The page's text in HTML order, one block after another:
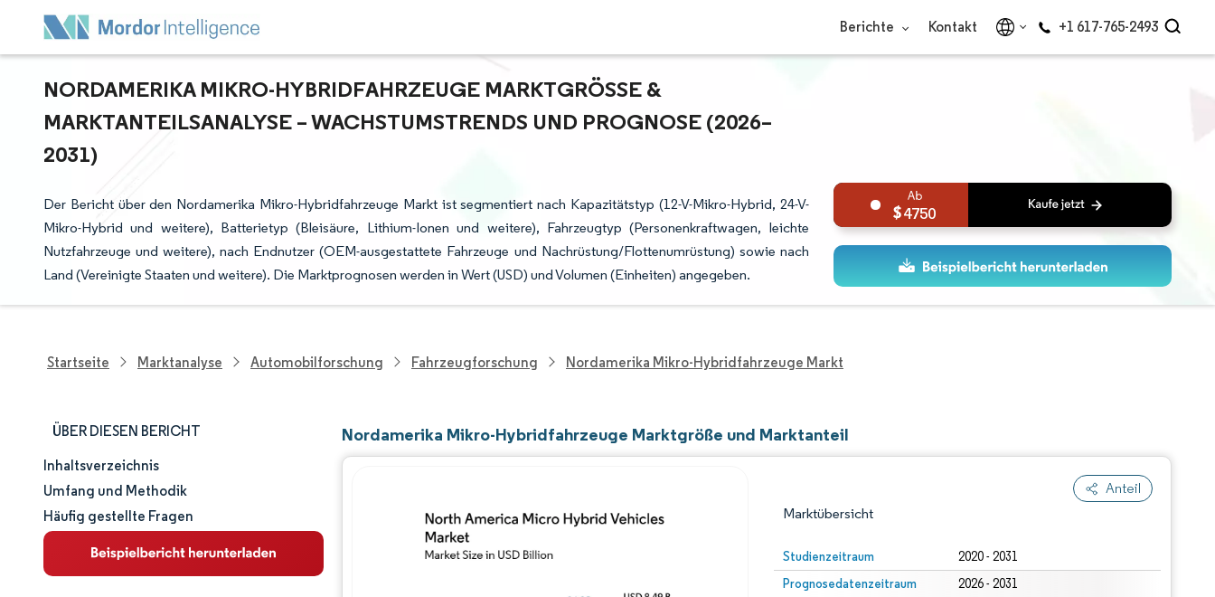
Berichte Kontakt +1 617-765-2493
NORDAMERIKA MIKRO-HYBRIDFAHRZEUGE MARKTGRÖSSE & M
ARKTANTEILSANALYSE – WACHSTUMSTRENDS UND PROGNOSE (2026–2
031)
Der Bericht über den Nordamerika Mikro-Hybridfahrzeuge Markt ist segmentiert nach Kapazitätstyp (12-V-Mikro-Hybrid, 24-V-
Mikro-Hybrid und weitere), Batterietyp (Bleisäure, Lithium-Ionen und weitere), Fahrzeugtyp (Personenkraftwagen, leichte
Nutzfahrzeuge und weitere), nach Endnutzer (OEM-ausgestattete Fahrzeuge und Nachrüstung/Flottenumrüstung) sowie nach
Land (Vereinigte Staaten und weitere). Die Marktprognosen werden in Wert (USD) und Volumen (Einheiten) angegeben.
4750
Startseite Marktanalyse Automobilforschung Fahrzeugforschung Nordamerika Mikro-Hybridfahrzeuge Markt
ÜBER DIESEN BERICHT
Marktgröße und -anteil
Marktanalyse
Trends und Einblicke
Inhaltsverzeichnis
Umfang und Methodik
Häufig gestellte Fragen
Nordamerika Mikro-Hybridfahrzeuge Marktgröße und Marktanteil
Anteil
Marktübersicht
Studienzeitraum 2020 - 2031
Prognosedatenzeitraum 2026 - 2031